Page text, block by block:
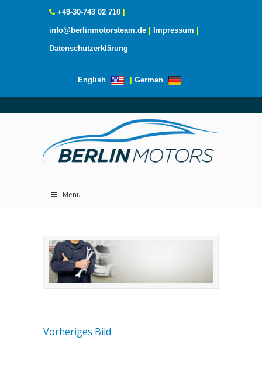
+49-30-743 02 710
info@berlinmotorsteam.de Impressum
Datenschutzerklärung
English German
Menu
Vorheriges Bild